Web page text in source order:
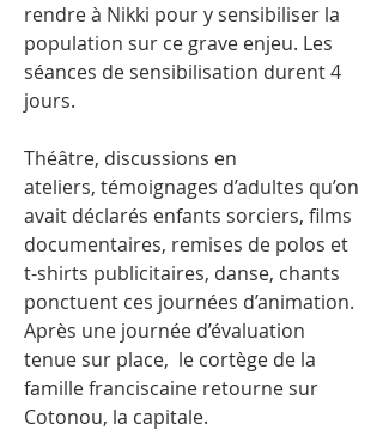
rendre à Nikki pour y sensibiliser la
population sur ce grave enjeu. Les
séances de sensibilisation durent 4
jours.
Théâtre, discussions en
ateliers, témoignages d’adultes qu’on
avait déclarés enfants sorciers, films
documentaires, remises de polos et
t-shirts publicitaires, danse, chants
ponctuent ces journées d’animation.
Après une journée d’évaluation
tenue sur place, le cortège de la
famille franciscaine retourne sur
Cotonou, la capitale.